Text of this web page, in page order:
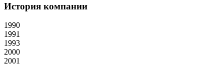
История компании
1990
1991
1993
2000
2001